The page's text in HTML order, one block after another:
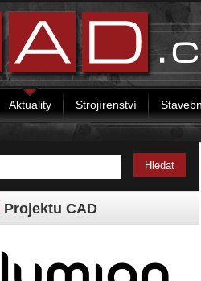
Aktuality Strojírenství
Projektu CAD